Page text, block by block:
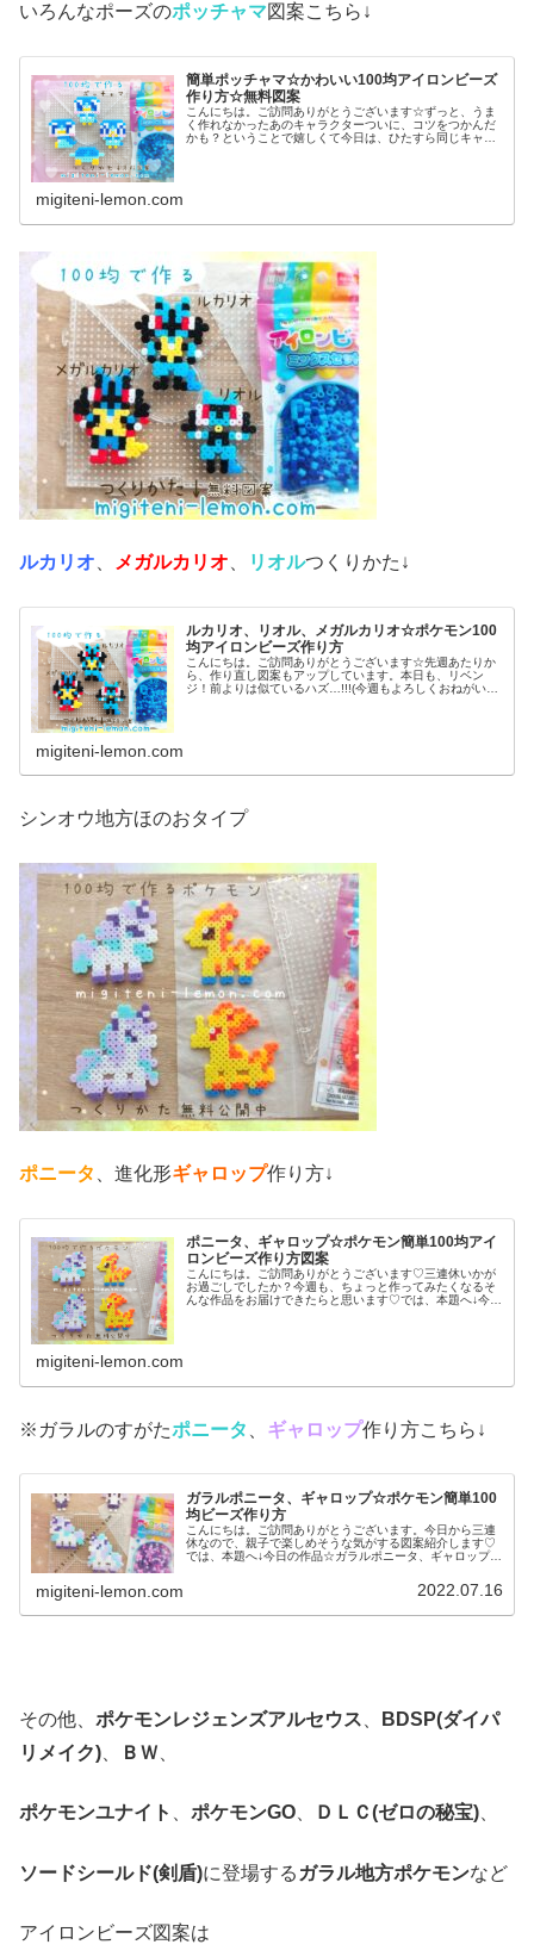
いろんなポーズのポッチャマ図案こちら↓
簡単ポッチャマ☆かわいい100均アイロンビーズ
作り方☆無料図案
こんにちは。ご訪問ありがとうございます☆ずっと、うま
く作れなかったあのキャラクターついに、コツをつかんだ
かも？ということで嬉しくて今日は、ひたすら同じキャラ
migiteni-lemon.com
ルカリオ、 メガルカリオ、 リオルつくりかた↓
ルカリオ、リオル、メガルカリオ☆ポケモン100
均アイロンビーズ作り方
こんにちは。ご訪問ありがとうございます☆先週あたりか
ら、作り直し図案もアップしています。本日も、リベン
ジ！前よりは似ているハズ…!!!(今週もよろしくおねがいし
migiteni-lemon.com
シンオウ地方ほのおタイプ
ポニータ 、進化形ギャロップ作り方↓
ポニータ、ギャロップ☆ポケモン簡単100均アイ
ロンビーズ作り方図案
こんにちは。ご訪問ありがとうございます♡三連休いかが
お過ごしでしたか？今週も、ちょっと作ってみたくなるそ
んな作品をお届けできたらと思います♡では、本題へ↓今日
migiteni-lemon.com
※ガラルのすがたポニータ ギャロップ作り方こちら↓
ガラルポニータ、ギャロップ☆ポケモン簡単100
均ビーズ作り方
こんにちは。ご訪問ありがとうございます。今日から三連
休なので、親子で楽しめそうな気がする図案紹介します♡
では、本題へ↓今日の作品☆ガラルポニータ、ギャロップ前
migiteni-lemon.com 2022.07.16
その他、 ポケモンレジェンズアルセウス
BDSP(ダイパ
リメイク)
ＢＷ
ポケモンユナイト ポケモンGO ＤＬＣ(ゼロの秘宝)
ソードシールド(剣盾)に登場する ガラル地方ポケモンなど
アイロンビーズ図案は